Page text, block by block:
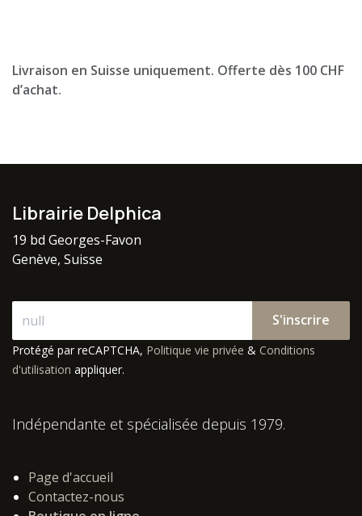
Livraison en Suisse uniquement. Offerte dès 100 CHF
d’achat.
Librairie Delphica
19 bd Georges-Favon
Genève, Suisse
S'inscrire
Protégé par reCAPTCHA, Politique vie privée & Conditions
d'utilisation appliquer.
Indépendante et spécialisée depuis 1979.
Page d'accueil
Contactez-nous